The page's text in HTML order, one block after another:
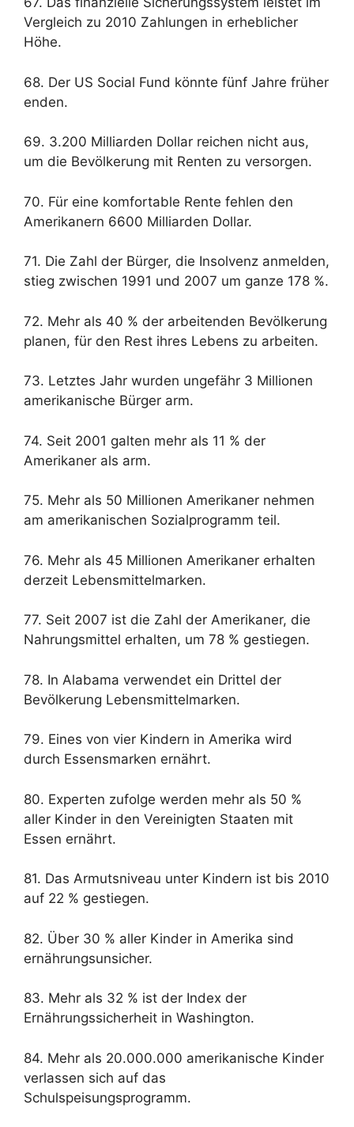
Vergleich zu 2010 Zahlungen in erheblicher
Höhe.
68. Der US Social Fund könnte fünf Jahre früher
enden.
69. 3.200 Milliarden Dollar reichen nicht aus,
um die Bevölkerung mit Renten zu versorgen.
70. Für eine komfortable Rente fehlen den
Amerikanern 6600 Milliarden Dollar.
71. Die Zahl der Bürger, die Insolvenz anmelden,
stieg zwischen 1991 und 2007 um ganze 178 %.
72. Mehr als 40 % der arbeitenden Bevölkerung
planen, für den Rest ihres Lebens zu arbeiten.
73. Letztes Jahr wurden ungefähr 3 Millionen
amerikanische Bürger arm.
74. Seit 2001 galten mehr als 11 % der
Amerikaner als arm.
75. Mehr als 50 Millionen Amerikaner nehmen
am amerikanischen Sozialprogramm teil.
76. Mehr als 45 Millionen Amerikaner erhalten
derzeit Lebensmittelmarken.
77. Seit 2007 ist die Zahl der Amerikaner, die
Nahrungsmittel erhalten, um 78 % gestiegen.
78. In Alabama verwendet ein Drittel der
Bevölkerung Lebensmittelmarken.
79. Eines von vier Kindern in Amerika wird
durch Essensmarken ernährt.
80. Experten zufolge werden mehr als 50 %
aller Kinder in den Vereinigten Staaten mit
Essen ernährt.
81. Das Armutsniveau unter Kindern ist bis 2010
auf 22 % gestiegen.
82. Über 30 % aller Kinder in Amerika sind
ernährungsunsicher.
83. Mehr als 32 % ist der Index der
Ernährungssicherheit in Washington.
84. Mehr als 20.000.000 amerikanische Kinder
verlassen sich auf das
Schulspeisungsprogramm.